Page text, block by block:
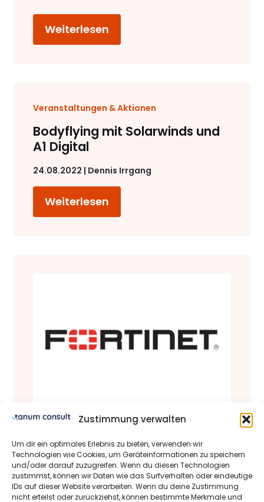
Zustimmung verwalten
Um dir ein optimales Erlebnis zu bieten, verwenden wir
Technologien wie Cookies, um Geräteinformationen zu speichern
und/oder darauf zuzugreifen. Wenn du diesen Technologien
zustimmst, können wir Daten wie das Surfverhalten oder eindeutige
IDs auf dieser Website verarbeiten. Wenn du deine Zustimmung
nicht erteilst oder zurückziehst, können bestimmte Merkmale und
Weiterlesen
Veranstaltungen & Aktionen
Bodyflying mit Solarwinds und
A1 Digital
24.08.2022 | Dennis Irrgang
Weiterlesen
Produkte & Partner
Fortinet Partner Status
28.03.2022 | Michael Schrader-Bölsche
Dear tanum consult GmbH